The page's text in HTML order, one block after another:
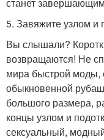
станет
5. Завяжите узлом и
Вы слышали?
возвращаются! Не
мира быстрой моды,
обыкновенной
большого размера,
концы узлом и
сексуальный,